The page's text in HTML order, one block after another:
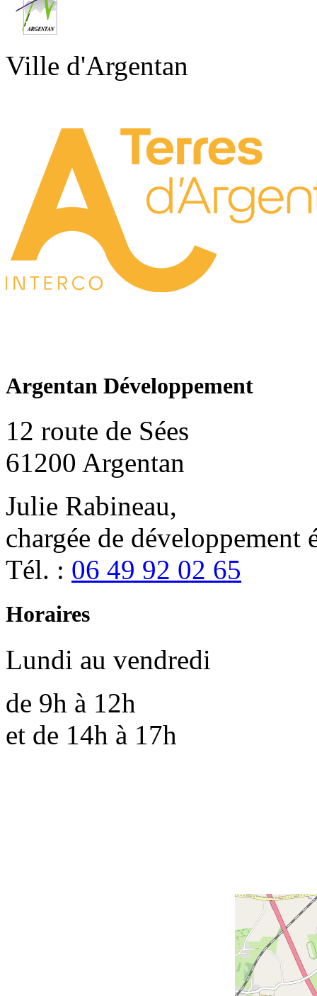
Ville d'Argentan
Argentan Développement
12 route de Sées
61200 Argentan
Julie Rabineau,
chargée de développement
Tél. : 06 49 92 02 65
Horaires
Lundi au vendredi
de 9h à 12h
et de 14h à 17h